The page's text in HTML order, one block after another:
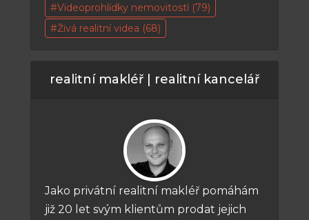
Videoprohlídky nemovitostí(79)
Živá realitní videa (68)
realitní makléř | realitní kancelář
Jako privátní realitní makléř pomáhám
již 20 let svým klientům prodat jejich